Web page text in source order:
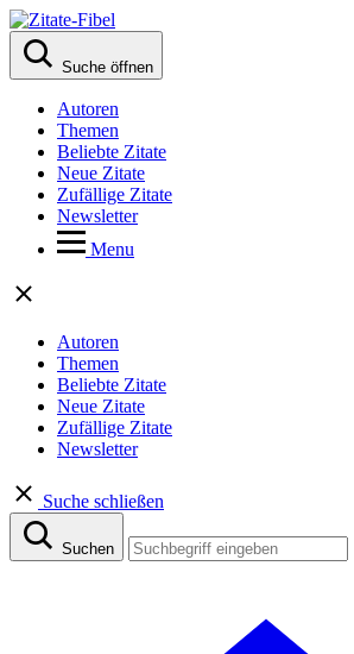
Suche öffnen
Autoren
Themen
Beliebte Zitate
Neue Zitate
Zufällige Zitate
Newsletter
Menu
Autoren
Themen
Beliebte Zitate
Neue Zitate
Zufällige Zitate
Newsletter
Suche schließen
Suchen